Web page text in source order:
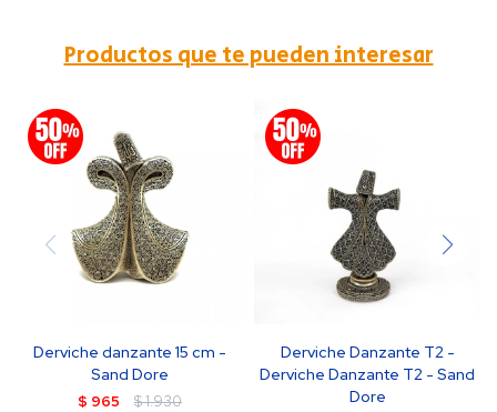
Productos que te pueden interesar
Derviche danzante 15 cm -
Sand Dore
$ 965 $1.930
Derviche Danzante T2 -
Derviche Danzante T2 - Sand
Dore